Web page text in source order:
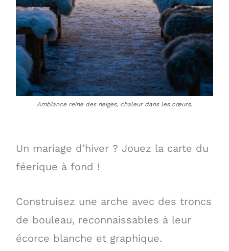
Ambiance reine des neiges, chaleur dans les cœurs.
Un mariage d’hiver ? Jouez la carte du
féerique à fond !
Construisez une arche avec des troncs
de bouleau, reconnaissables à leur
écorce blanche et graphique.